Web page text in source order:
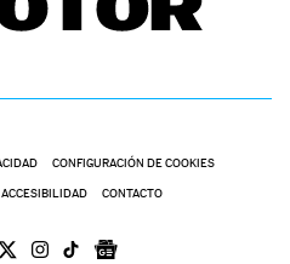
CONFIGURACIÓN DE COOKIES
ACCESIBILIDAD CONTACTO